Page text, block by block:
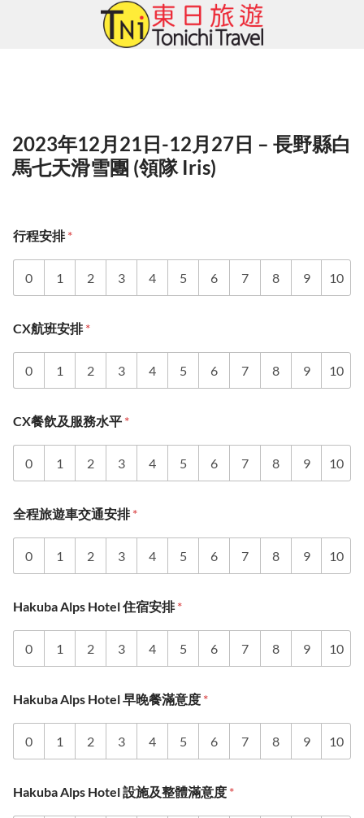
2023年12月21日-12月27日 – 長野縣白
馬七天滑雪團 (領隊 Iris)
行程安排*
0 1 2 3 4 5 6 7 8 9 10
CX航班安排*
0 1 2 3 4 5 6 7 8 9 10
CX餐飲及服務水平 *
0 1 2 3 4 5 6 7 8 9 10
全程旅遊車交通安排*
0 1 2 3 4 5 6 7 8 9 10
Hakuba Alps Hotel 住宿安排*
0 1 2 3 4 5 6 7 8 9 10
Hakuba Alps Hotel 早晚餐滿意度 *
0 1 2 3 4 5 6 7 8 9 10
Hakuba Alps Hotel 設施及整體滿意度 *